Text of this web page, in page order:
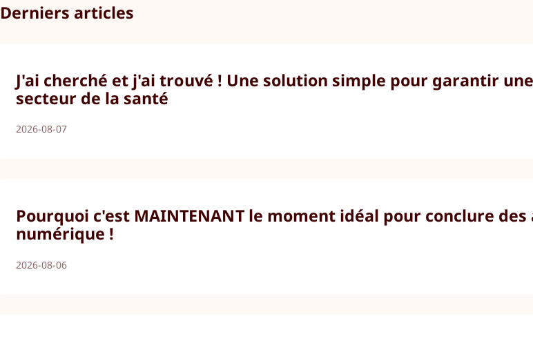
Derniers articles
J'ai cherché et j'ai trouvé ! Une solution simple pour garantir
secteur de la santé
2026-08-07
Pourquoi c'est MAINTENANT le moment idéal pour conclure
numérique !
2026-08-06